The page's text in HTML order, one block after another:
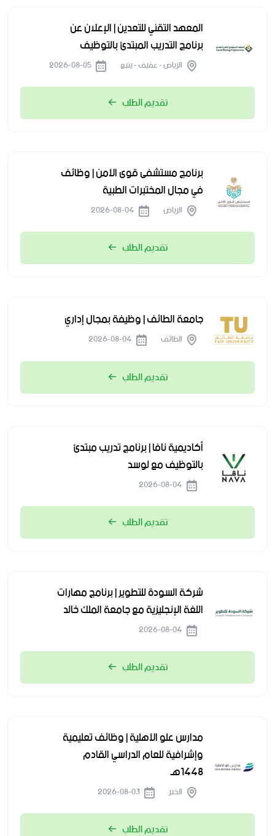
المعهد التقني للتعدين | الإعلان عن
برنامج التدريب المبتدئ بالتوظيف
الرياض - عفيف - ينبع
تقديم الطلب
برنامج مستشفى قوى الأمن | وظائف
في مجال المختبرات الطبية
الرياض
تقديم الطلب
جامعة الطائف | وظيفة بمجال إداري
الطائف
تقديم الطلب
أكاديمية نافا | برنامج تدريب مبتدئ
بالتوظيف مع لوسد
تقديم الطلب
شركة السودة للتطوير | برنامج مهارات
اللغة الإنجليزية مع جامعة الملك خالد
تقديم الطلب
مدارس علو الأهلية | وظائف تعليمية
وإشرافية للعام الدراسي القادم
1448هـ
الخبر
تقديم الطلب